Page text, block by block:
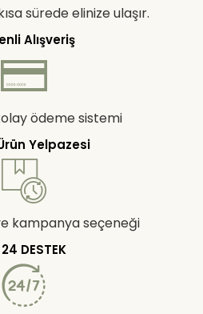
sürede elinize ulaşır.
Alışveriş
ödeme sistemi
Yelpazesi
kampanya seçeneği
DESTEK